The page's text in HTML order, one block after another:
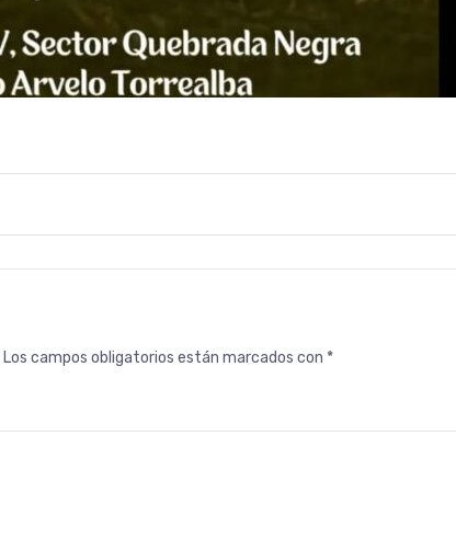
Los campos obligatorios están marcados con *